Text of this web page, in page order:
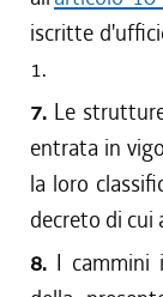
iscritte
1.
7. Le
entrata in
la loro
decreto di cui
8. I cammini